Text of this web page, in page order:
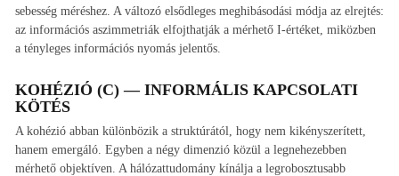
sebesség méréshez. A változó elsődleges meghibásodási módja az elrejtés:
az információs aszimmetriák elfojthatják a mérhető I-értéket, miközben
a tényleges információs nyomás jelentős.
KOHÉZIÓ (C) — INFORMÁLIS KAPCSOLATI
KÖTÉS
A kohézió abban különbözik a struktúrától, hogy nem kikényszerített,
hanem emergáló. Egyben a négy dimenzió közül a legnehezebben
mérhető objektíven. A hálózattudomány kínálja a legrobosztusabb